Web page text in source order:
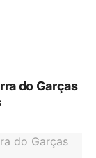
do Garças